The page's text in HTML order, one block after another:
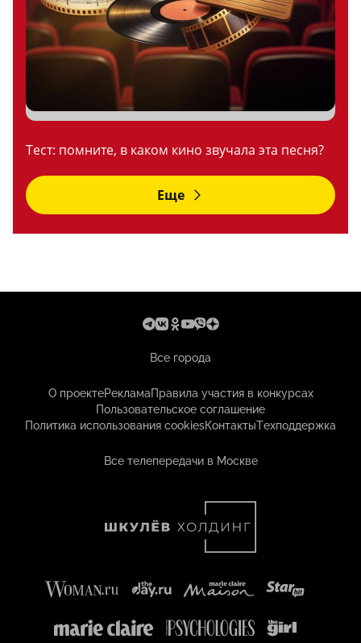
Тест: помните, в каком кино звучала эта песня?
Еще
Все города
О проектеРекламаПравила участия в конкурсах
Пользовательское соглашение
Политика использования cookiesКонтактыТехподдержка
Все телепередачи в Москве